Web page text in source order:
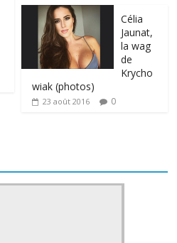
Célia
Jaunat,
la wag
de
Krycho
wiak (photos)
23 août 2016 0